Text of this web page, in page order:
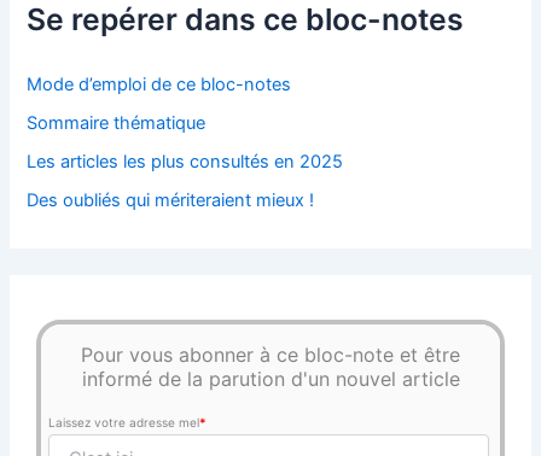
Se repérer dans ce bloc-notes
Mode d’emploi de ce bloc-notes
Sommaire thématique
Les articles les plus consultés en 2025
Des oubliés qui mériteraient mieux !
Pour vous abonner à ce bloc-note et être
informé de la parution d'un nouvel article
Laissez votre adresse mel*